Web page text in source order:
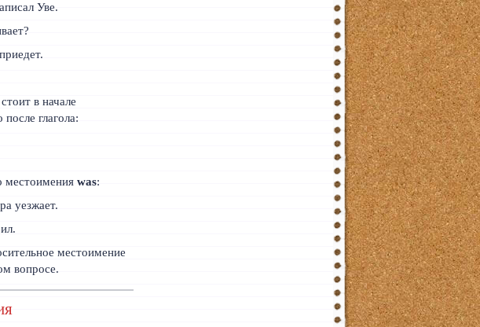
Уве.
в начале
глагола:
местоименияwas:
уезжает.
местоимение
вопросе.